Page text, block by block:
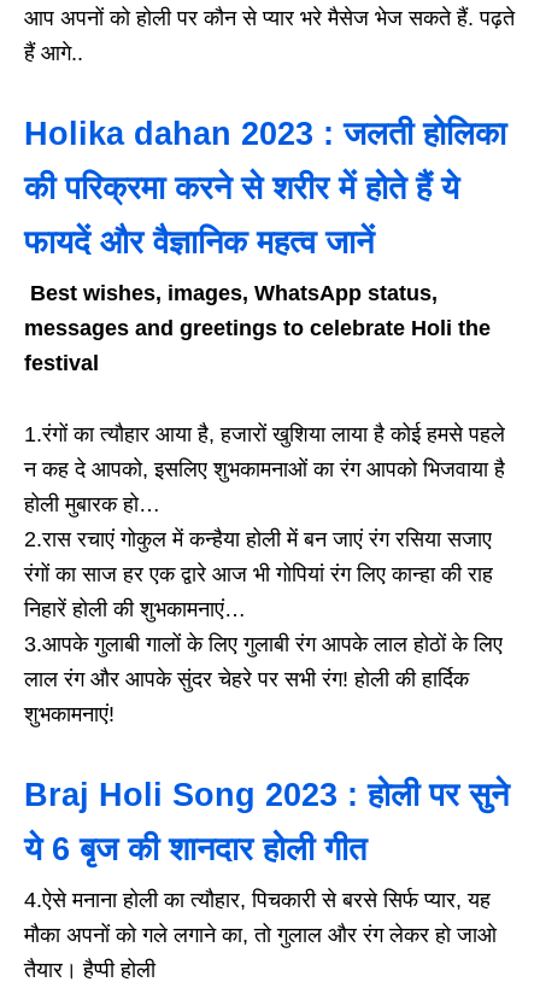
आप अपनों को होली पर कौन से प्यार भरे मैसेज भेज सकते हैं. पढ़ते
हैं आगे..
Holika dahan 2023 : जलती होलिका
की परिक्रमा करने से शरीर में होते हैं ये
फायदें और वैज्ञानिक महत्व जानें
Best wishes, images, WhatsApp status,
messages and greetings to celebrate Holi the
festival
1.रंगों का त्यौहार आया है, हजारों खुशिया लाया है कोई हमसे पहले
न कह दे आपको, इसलिए शुभकामनाओं का रंग आपको भिजवाया है
होली मुबारक हो…
2.रास रचाएं गोकुल में कन्हैया होली में बन जाएं रंग रसिया सजाए
रंगों का साज हर एक द्वारे आज भी गोपियां रंग लिए कान्हा की राह
निहारें होली की शुभकामनाएं…
3.आपके गुलाबी गालों के लिए गुलाबी रंग आपके लाल होठों के लिए
लाल रंग और आपके सुंदर चेहरे पर सभी रंग! होली की हार्दिक
शुभकामनाएं!
Braj Holi Song 2023 : होली पर सुने
ये 6 बृज की शानदार होली गीत
4.ऐसे मनाना होली का त्यौहार, पिचकारी से बरसे सिर्फ प्यार, यह
मौका अपनों को गले लगाने का, तो गुलाल और रंग लेकर हो जाओ
तैयार। हैप्पी होली